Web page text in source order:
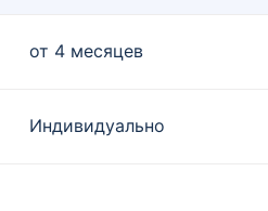
от 4 месяцев
Индивидуально